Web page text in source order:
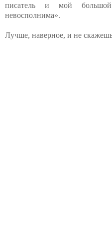
писатель и мой
невосполнима».
Лучше, наверное, и не